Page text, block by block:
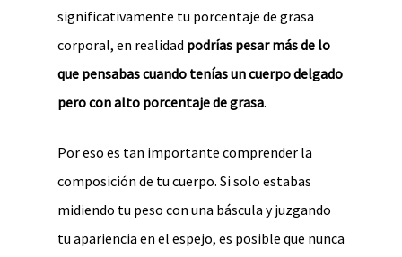
significativamente tu porcentaje de grasa
corporal, en realidad podrías pesar más de lo
que pensabas cuando tenías un cuerpo delgado
pero con alto porcentaje de grasa.
Por eso es tan importante comprender la
composición de tu cuerpo. Si solo estabas
midiendo tu peso con una báscula y juzgando
tu apariencia en el espejo, es posible que nunca